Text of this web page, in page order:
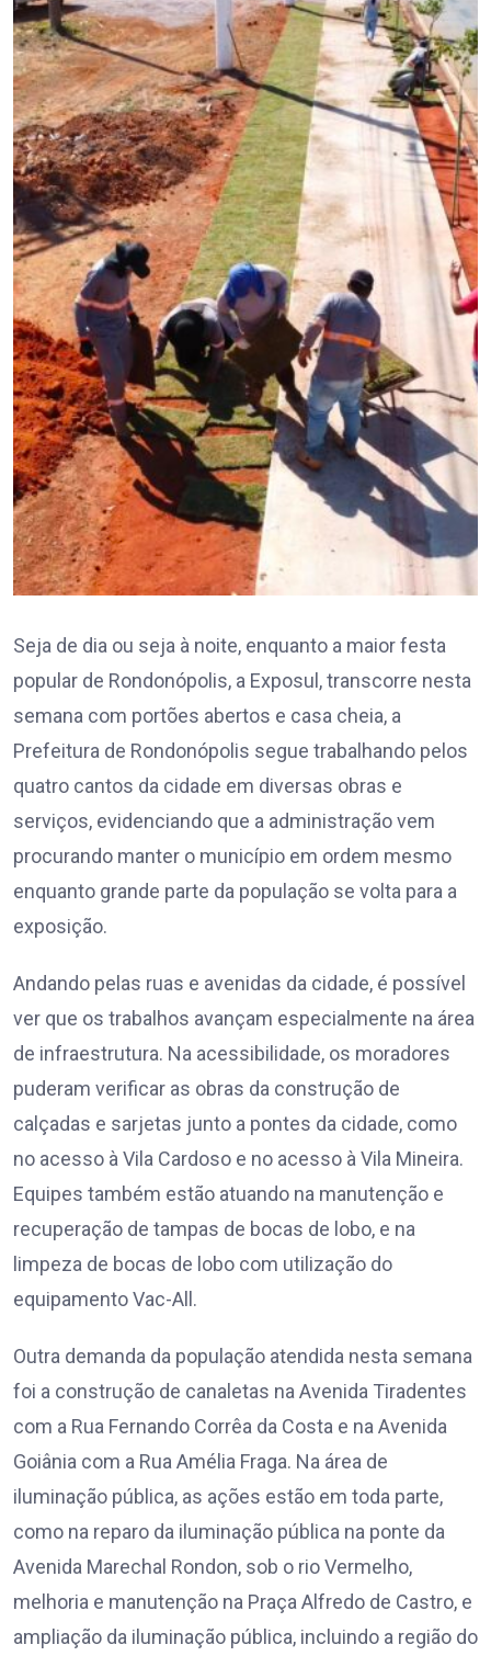
Seja de dia ou seja à noite, enquanto a maior festa
popular de Rondonópolis, a Exposul, transcorre nesta
semana com portões abertos e casa cheia, a
Prefeitura de Rondonópolis segue trabalhando pelos
quatro cantos da cidade em diversas obras e
serviços, evidenciando que a administração vem
procurando manter o município em ordem mesmo
enquanto grande parte da população se volta para a
exposição.
Andando pelas ruas e avenidas da cidade, é possível
ver que os trabalhos avançam especialmente na área
de infraestrutura. Na acessibilidade, os moradores
puderam verificar as obras da construção de
calçadas e sarjetas junto a pontes da cidade, como
no acesso à Vila Cardoso e no acesso à Vila Mineira.
Equipes também estão atuando na manutenção e
recuperação de tampas de bocas de lobo, e na
limpeza de bocas de lobo com utilização do
equipamento Vac-All.
Outra demanda da população atendida nesta semana
foi a construção de canaletas na Avenida Tiradentes
com a Rua Fernando Corrêa da Costa e na Avenida
Goiânia com a Rua Amélia Fraga. Na área de
iluminação pública, as ações estão em toda parte,
como na reparo da iluminação pública na ponte da
Avenida Marechal Rondon, sob o rio Vermelho,
melhoria e manutenção na Praça Alfredo de Castro, e
ampliação da iluminação pública, incluindo a região do